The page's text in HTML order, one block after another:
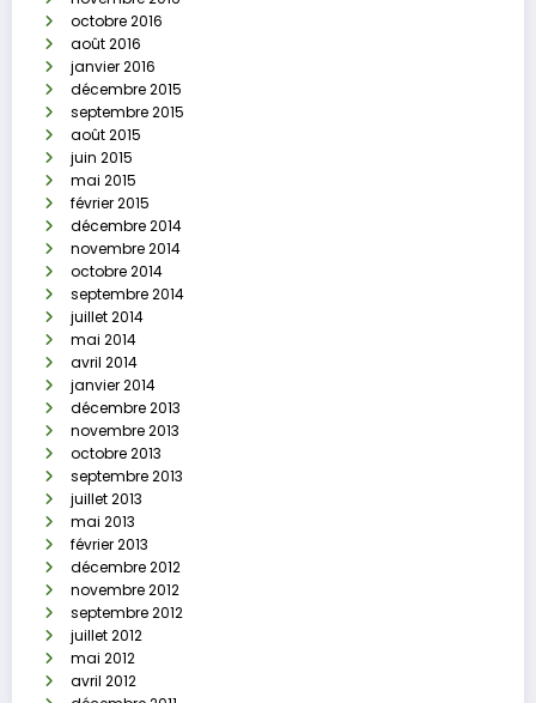
octobre 2016
août 2016
janvier 2016
décembre 2015
septembre 2015
août 2015
juin 2015
mai 2015
février 2015
décembre 2014
novembre 2014
octobre 2014
septembre 2014
juillet 2014
mai 2014
avril 2014
janvier 2014
décembre 2013
novembre 2013
octobre 2013
septembre 2013
juillet 2013
mai 2013
février 2013
décembre 2012
novembre 2012
septembre 2012
juillet 2012
mai 2012
avril 2012